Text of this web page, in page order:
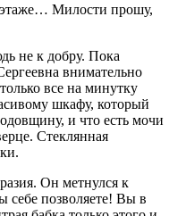
Милости прошу,
не к добру. Пока
внимательно
все на минутку
шкафу, который
и что есть мочи
Стеклянная
Он метнулся к
себе позволяете! Вы в